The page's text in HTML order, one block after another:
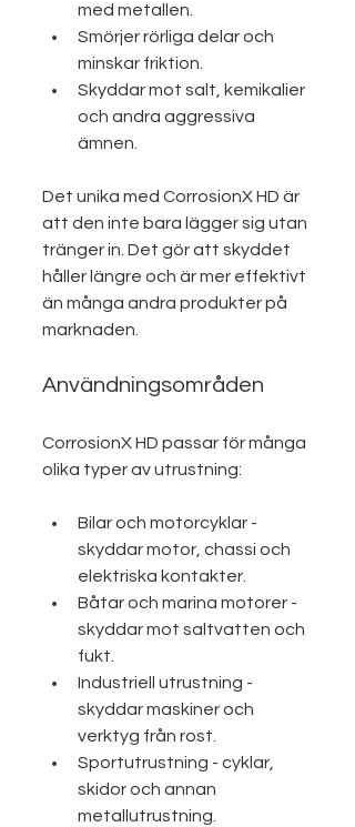
med metallen.
Smörjer rörliga delar och
minskar friktion.
Skyddar mot salt, kemikalier
och andra aggressiva
ämnen.
Det unika med CorrosionX HD är
att den inte bara lägger sig utan
tränger in. Det gör att skyddet
håller längre och är mer effektivt
än många andra produkter på
marknaden.
Användningsområden
CorrosionX HD passar för många
olika typer av utrustning:
Bilar och motorcyklar -
skyddar motor, chassi och
elektriska kontakter.
Båtar och marina motorer -
skyddar mot saltvatten och
fukt.
Industriell utrustning -
skyddar maskiner och
verktyg från rost.
Sportutrustning - cyklar,
skidor och annan
metallutrustning.